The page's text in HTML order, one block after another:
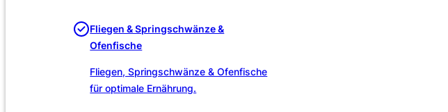
Fliegen & Springschwänze &
Ofenfische
Fliegen, Springschwänze & Ofenfische
für optimale Ernährung.